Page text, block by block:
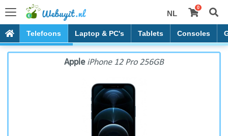
NL
0
Telefoons Laptop & PC's Tablets Consoles
Apple iPhone 12 Pro 256GB
Apple iPhone 12 Pro 256GB